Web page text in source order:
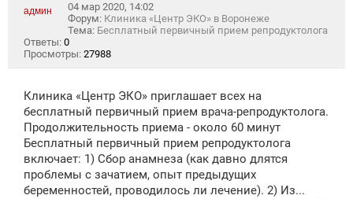
админ
04 мар 2020, 14:02
Форум: Клиника «Центр ЭКО» в Воронеже
Тема: Бесплатный первичный прием репродуктолога
Ответы: 0
Просмотры: 27988
Клиника «Центр ЭКО» приглашает всех на
бесплатный первичный прием врача-репродуктолога.
Продолжительность приема - около 60 минут
Бесплатный первичный прием репродуктолога
включает: 1) Сбор анамнеза (как давно длятся
проблемы с зачатием, опыт предыдущих
беременностей, проводилось ли лечение). 2) Из...